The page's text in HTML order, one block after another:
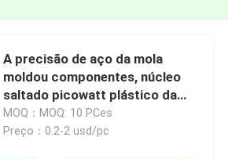
A precisão de aço da mola
moldou componentes, núcleo
saltado picowatt plástico da
modelagem por injeção
MOQ：MOQ: 10 PCes
Preço：0.2-2 usd/pc